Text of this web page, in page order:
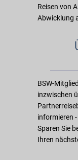
Reisen von
Abwicklung
BSW-
inzwischen
informieren
Sparen Sie
Ihren